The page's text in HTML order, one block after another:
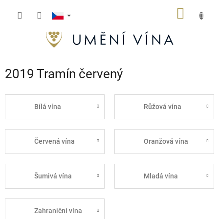
2019 Tramín červený
Bílá vína Růžová vína
Červená vína Oranžová vína
Šumivá vína Mladá vína
Zahraniční vína